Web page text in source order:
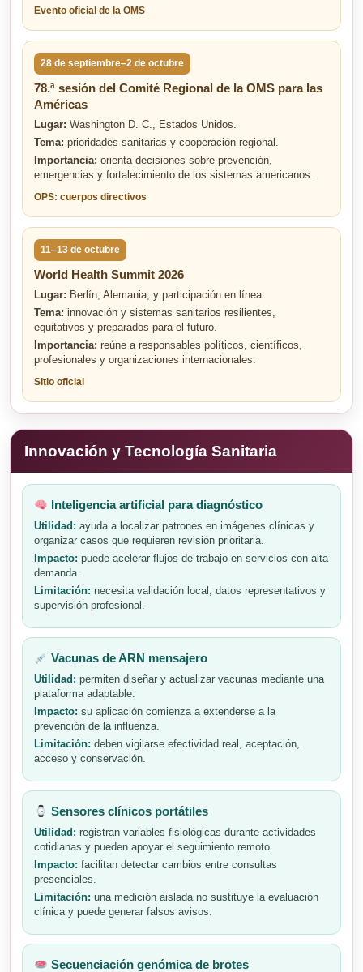
Evento oficial de la OMS
28 de septiembre–2 de octubre
78.ª sesión del Comité Regional de la OMS para las
Américas
Lugar: Washington D. C., Estados Unidos.
Tema: prioridades sanitarias y cooperación regional.
Importancia: orienta decisiones sobre prevención,
emergencias y fortalecimiento de los sistemas americanos.
OPS: cuerpos directivos
11–13 de octubre
World Health Summit 2026
Lugar: Berlín, Alemania, y participación en línea.
Tema: innovación y sistemas sanitarios resilientes,
equitativos y preparados para el futuro.
Importancia: reúne a responsables políticos, científicos,
profesionales y organizaciones internacionales.
Sitio oficial
Innovación y Tecnología Sanitaria
Inteligencia artificial para diagnóstico
Utilidad: ayuda a localizar patrones en imágenes clínicas y
organizar casos que requieren revisión prioritaria.
Impacto: puede acelerar flujos de trabajo en servicios con alta
demanda.
Limitación: necesita validación local, datos representativos y
supervisión profesional.
Vacunas de ARN mensajero
Utilidad: permiten diseñar y actualizar vacunas mediante una
plataforma adaptable.
Impacto: su aplicación comienza a extenderse a la
prevención de la influenza.
Limitación: deben vigilarse efectividad real, aceptación,
acceso y conservación.
Sensores clínicos portátiles
Utilidad: registran variables fisiológicas durante actividades
cotidianas y pueden apoyar el seguimiento remoto.
Impacto: facilitan detectar cambios entre consultas
presenciales.
Limitación: una medición aislada no sustituye la evaluación
clínica y puede generar falsos avisos.
Secuenciación genómica de brotes